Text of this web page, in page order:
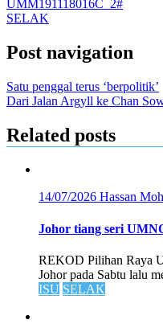
UMM191118016C_2#
SELAK
Post navigation
Satu penggal terus ‘berpolitik’
Dari Jalan Argyll ke Chan
Related posts
14/07/2026 Hassan
Johor tiang seri
REKOD Pilihan Raya
Johor pada Sabtu lalu
ISU SELAK